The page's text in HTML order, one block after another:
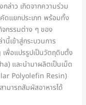
ล่าว เกิดจากความร่วม
ดแยกประเภท พร้อมทั้ง
จกรรมต่าง ๆ ของ
นี้เข้าสู่กระบวนการ
เพื่อแปรรูปเป็นวัตถุดิบตั้ง
และนำมาผลิตเป็นเม็ด
Polyolefin Resin)
มารถสัมผัสอาหารได้